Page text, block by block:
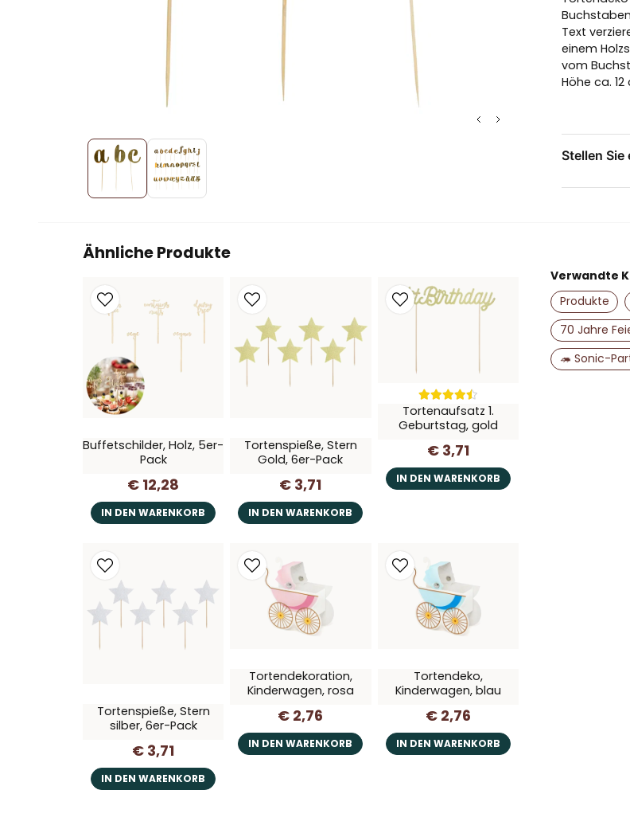
Text
einem
vom
Höhe ca.
Stellen
name
Name
Ja,
Ähnliche Produkte
Buffetschilder, Holz, 5er-
Pack
€ 12,28
IN DEN WARENKORB
Tortenspieße, Stern
Gold, 6er-Pack
€ 3,71
IN DEN WARENKORB
Tortenaufsatz 1.
Geburtstag, gold
€ 3,71
IN DEN WARENKORB
Tortenspieße, Stern
silber, 6er-Pack
€ 3,71
IN DEN WARENKORB
Tortendekoration,
Kinderwagen, rosa
€ 2,76
IN DEN WARENKORB
Tortendeko,
Kinderwagen, blau
€ 2,76
IN DEN WARENKORB
Verwandte
Produkte
70 Jahre
🦔 Sonic-